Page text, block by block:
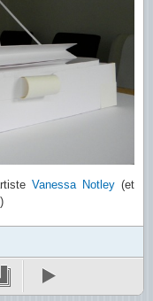
Vanessa Notley (et